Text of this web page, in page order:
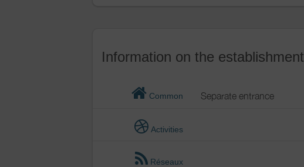
Information on the establishment
Common Separate entrance
Activities
Réseaux